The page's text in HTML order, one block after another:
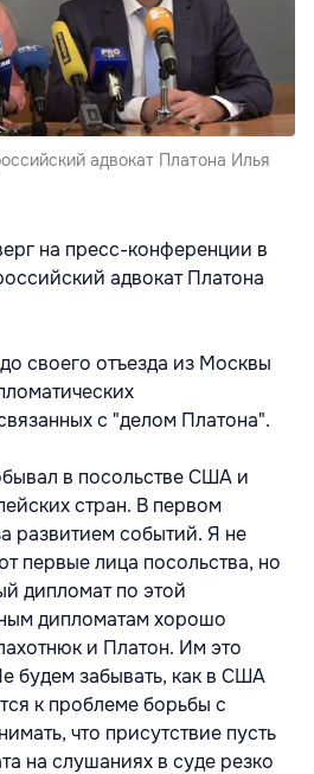
адвокат Платона Илья
на пресс-конференции в
адвокат Платона
своего отъезда из Москвы
с "делом Платона".
в посольстве США и
стран. В первом
развитием событий. Я не
первые лица посольства, но
дипломат по этой
дипломатам хорошо
и Платон. Им это
будем забывать, как в США
к проблеме борьбы с
что присутствие пусть
на слушаниях в суде резко